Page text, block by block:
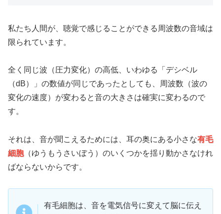
私たち人間が、聴覚で感じることができる周波数の音域は
限られています。
全く同じ波（圧力変化）の高低、いわゆる「デシベル
（dB）」の数値が同じであったとしても、周波数（波の
変化の速度）が変わると音の大きさは確実に変わるので
す。
それは、音が聞こえるためには、耳の奥にある小さな有毛
細胞（ゆうもうさいぼう）のいくつかを揺り動かさなけれ
ばならないからです。
有毛細胞は、音を電気信号に変えて脳に伝え